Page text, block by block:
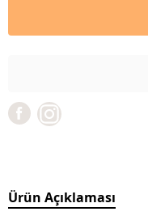
Ürün Açıklaması